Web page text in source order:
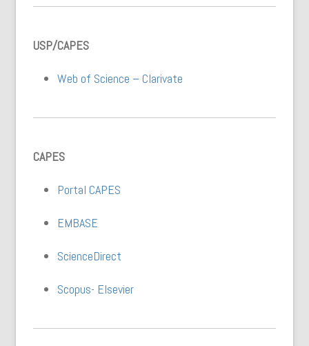
USP/CAPES
Web of Science – Clarivate
CAPES
Portal CAPES
EMBASE
ScienceDirect
Scopus- Elsevier